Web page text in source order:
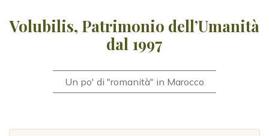
Volubilis, Patrimonio dell’Umanità
dal 1997
Un po' di "romanità" in Marocco